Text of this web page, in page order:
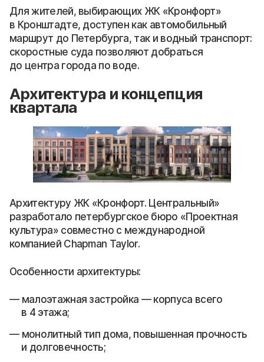
Для жителей, выбирающих ЖК «Кронфорт»
в Кронштадте, доступен как автомобильный
маршрут до Петербурга, так и водный транспорт:
скоростные суда позволяют добраться
до центра города по воде.
Архитектура и концепция
квартала
Архитектуру ЖК «Кронфорт. Центральный»
разработало петербургское бюро «Проектная
культура» совместно с международной
компанией Chapman Taylor.
Особенности архитектуры:
малоэтажная застройка — корпуса всего
в 4 этажа;
монолитный тип дома, повышенная прочность
и долговечность;